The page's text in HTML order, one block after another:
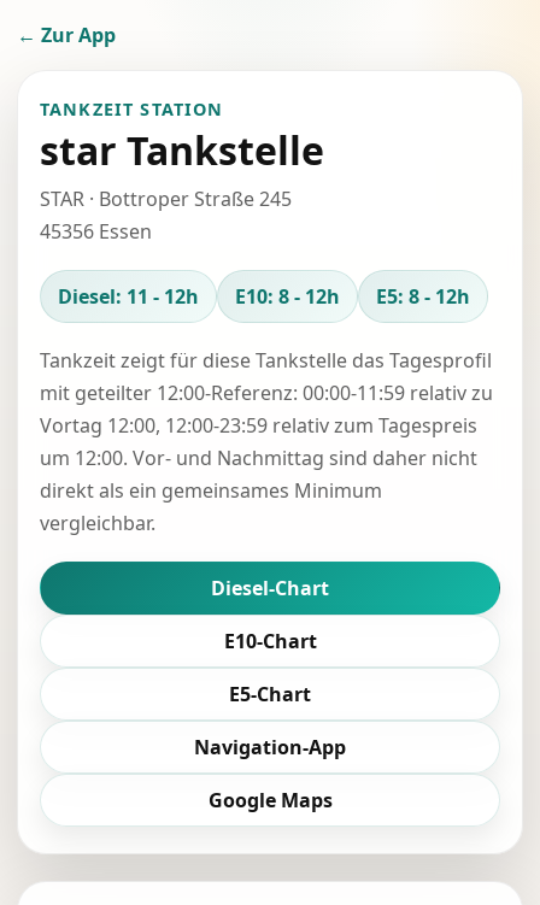
← Zur App
TANKZEIT STATION
star Tankstelle
STAR · Bottroper Straße 245
45356 Essen
Diesel: 11 - 12h E10: 8 - 12h E5: 8 - 12h
Tankzeit zeigt für diese Tankstelle das Tagesprofil
mit geteilter 12:00-Referenz: 00:00-11:59 relativ zu
Vortag 12:00, 12:00-23:59 relativ zum Tagespreis
um 12:00. Vor- und Nachmittag sind daher nicht
direkt als ein gemeinsames Minimum
vergleichbar.
Diesel-Chart
E10-Chart
E5-Chart
Navigation-App
Google Maps